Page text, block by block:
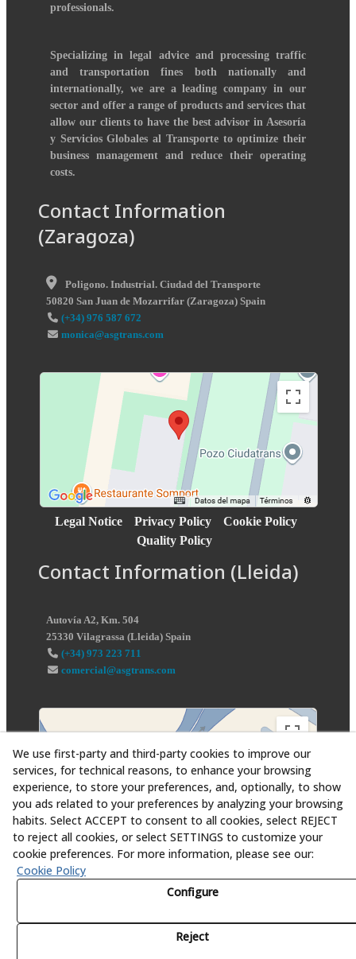
professionals.
Specializing in legal advice and processing traffic
and transportation fines both nationally and
internationally, we are a leading company in our
sector and offer a range of products and services that
allow our clients to have the best advisor in Asesoría
y Servicios Globales al Transporte to optimize their
business management and reduce their operating
costs.
Contact Information
(Zaragoza)
Poligono. Industrial. Ciudad del Transporte
50820 San Juan de Mozarrifar (Zaragoza) Spain
(+34) 976 587 672
monica@asgtrans.com
Legal Notice Privacy Policy
Cookie Policy
Quality Policy
Contact Information (Lleida)
Autovía A2, Km. 504
25330 Vilagrassa (Lleida) Spain
(+34) 973 223 711
comercial@asgtrans.com
We use first-party and third-party cookies to improve our
services, for technical reasons, to enhance your browsing
experience, to store your preferences, and, optionally, to show
you ads related to your preferences by analyzing your browsing
habits. Select ACCEPT to consent to all cookies, select REJECT
to reject all cookies, or select SETTINGS to customize your
cookie preferences. For more information, please see our:
Cookie Policy
Configure
Reject